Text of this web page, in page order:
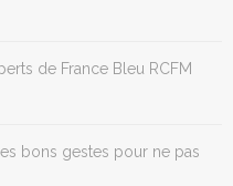
de France Bleu RCFM
bons gestes pour ne pas